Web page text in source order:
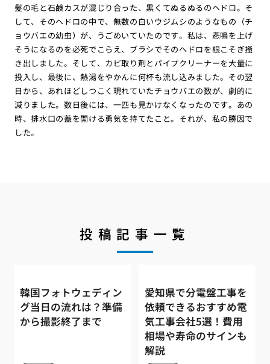
髪の毛と石鹸カスが混じり合った、黒くてぬるぬるのヘドロ。そ
して、そのヘドロの中で、無数の白いウジムシのようなもの（チ
ョウバエの幼虫）が、うごめいていたのです。私は、悲鳴を上げ
そうになるのを必死でこらえ、ブラシでそのヘドロを根こそぎ掻
き出しました。そして、カビ取り剤とパイプクリーナーを大量に
投入し、最後に、熱湯をやかんに何杯も流し込みました。その翌
日から、あれほどしつこく現れていたチョウバエの数が、劇的に
減りました。数日後には、一匹も見かけなくなったのです。あの
時、排水口の蓋を開ける勇気を持てたこと。それが、私の勝因で
した。
投稿記事一覧
韓国フォトウェディン
グ当日の流れは？準備
から撮影終了まで
愛知県で分電盤工事を
依頼できるおすすめ電
気工事会社5選！費用
相場や寿命のサインも
解説